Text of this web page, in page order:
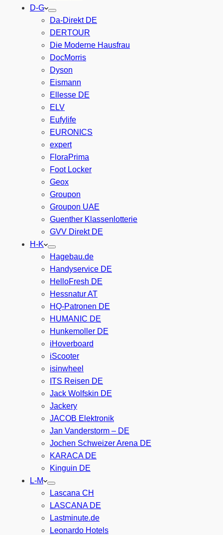
D-G
Da-Direkt DE
DERTOUR
Die Moderne Hausfrau
DocMorris
Dyson
Eismann
Ellesse DE
ELV
Eufylife
EURONICS
expert
FloraPrima
Foot Locker
Geox
Groupon
Groupon UAE
Guenther Klassenlotterie
GVV Direkt DE
H-K
Hagebau.de
Handyservice DE
HelloFresh DE
Hessnatur AT
HQ-Patronen DE
HUMANIC DE
Hunkemoller DE
iHoverboard
iScooter
isinwheel
ITS Reisen DE
Jack Wolfskin DE
Jackery
JACOB Elektronik
Jan Vanderstorm – DE
Jochen Schweizer Arena DE
KARACA DE
Kinguin DE
L-M
Lascana CH
LASCANA DE
Lastminute.de
Leonardo Hotels